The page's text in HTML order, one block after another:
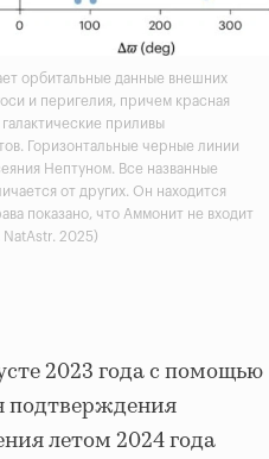
орбитальные данные внешних
и перигелия, причем красная
приливы
Горизонтальные черные линии
Нептуном. Все названные
от других. Он находится
показано, что Аммонит не входит
NatAstr. 2025)
2023 года с помощью
подтверждения
летом 2024 года